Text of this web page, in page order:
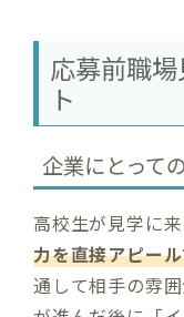
応募前職
ト
企業にとって
高校生が見学に
力を直接アピー
通して相手の雰